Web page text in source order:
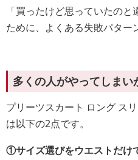
「買ったけど思っていたの
ために、よくある失敗パター
多くの人がやってしまい
プリーツスカート ロング ス
は以下の2点です。
①サイズ選びをウエストだけ